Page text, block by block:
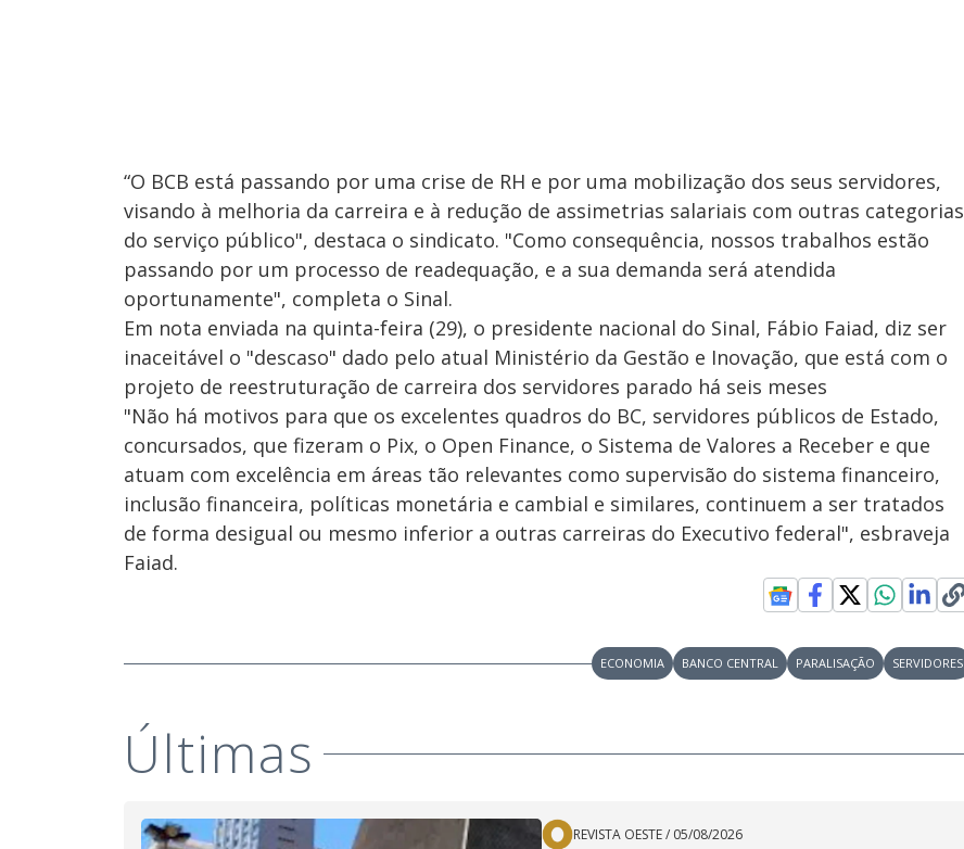
“O BCB está passando por uma crise de RH e por uma mobilização dos seus servidores,
visando à melhoria da carreira e à redução de assimetrias salariais com outras categorias
do serviço público", destaca o sindicato. "Como consequência, nossos trabalhos estão
passando por um processo de readequação, e a sua demanda será atendida
oportunamente", completa o Sinal.
Em nota enviada na quinta-feira (29), o presidente nacional do Sinal, Fábio Faiad, diz ser
inaceitável o "descaso" dado pelo atual Ministério da Gestão e Inovação, que está com o
projeto de reestruturação de carreira dos servidores parado há seis meses
"Não há motivos para que os excelentes quadros do BC, servidores públicos de Estado,
concursados, que fizeram o Pix, o Open Finance, o Sistema de Valores a Receber e que
atuam com excelência em áreas tão relevantes como supervisão do sistema financeiro,
inclusão financeira, políticas monetária e cambial e similares, continuem a ser tratados
de forma desigual ou mesmo inferior a outras carreiras do Executivo federal", esbraveja
Faiad.
ECONOMIA BANCO CENTRAL PARALISAÇÃO SERVIDORES
Últimas
REVISTA OESTE/ 05/08/2026